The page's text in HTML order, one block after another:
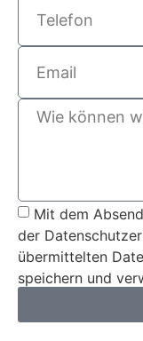
Mit dem
der
übermittelten
speichern und